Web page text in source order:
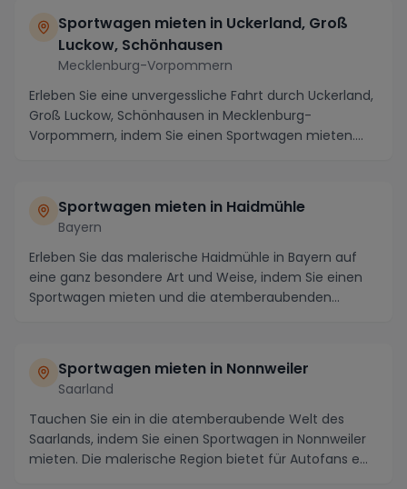
Sportwagen mieten in Uckerland, Groß
Luckow, Schönhausen
Mecklenburg-Vorpommern
Erleben Sie eine unvergessliche Fahrt durch Uckerland,
Groß Luckow, Schönhausen in Mecklenburg-
Vorpommern, indem Sie einen Sportwagen mieten.
Sportwagen mieten in Haidmühle
Bayern
Erleben Sie das malerische Haidmühle in Bayern auf
eine ganz besondere Art und Weise, indem Sie einen
Sportwagen mieten und die atemberaubenden
Sportwagen mieten in Nonnweiler
Saarland
Tauchen Sie ein in die atemberaubende Welt des
Saarlands, indem Sie einen Sportwagen in Nonnweiler
mieten. Die malerische Region bietet für Autofans e...